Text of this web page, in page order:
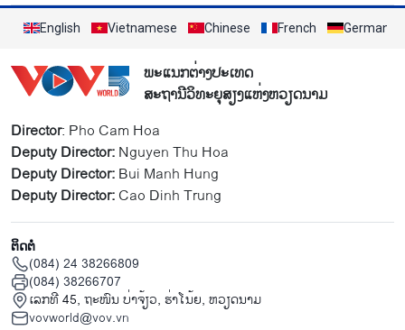
English Vietnamese Chinese French German
ພະແນກຕ່າງປະເທດ
ສະຖານີວິທະຍຸສຽງແຫ່ງຫວຽດນາມ
Director: Pho Cam Hoa
Deputy Director:Nguyen Thu Hoa
Deputy Director:Bui Manh Hung
Deputy Director:Cao Dinh Trung
ຕິດຕໍ່
(084) 24 38266809
(084) 38266707
ເລກທີ 45, ຖະໜົນ ບ່າ​ຈ້ຽວ, ຮ່າ​ໂນ້ຍ, ຫວຽດນາມ
vovworld@vov.vn